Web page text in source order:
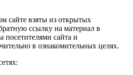
сайте взяты из открытых
ссылку на материал в
посетителями сайта и
в ознакомительных целях.